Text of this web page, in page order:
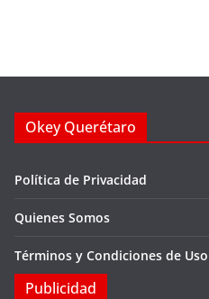
Okey Querétaro
Política de Privacidad
Quienes Somos
Términos y Condiciones de Uso
Publicidad